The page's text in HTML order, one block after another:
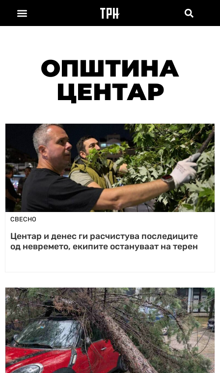
ОПШТИНА
ЦЕНТАР
СВЕСНО
Центар и денес ги расчистува последиците
од невремето, екипите остануваат на терен